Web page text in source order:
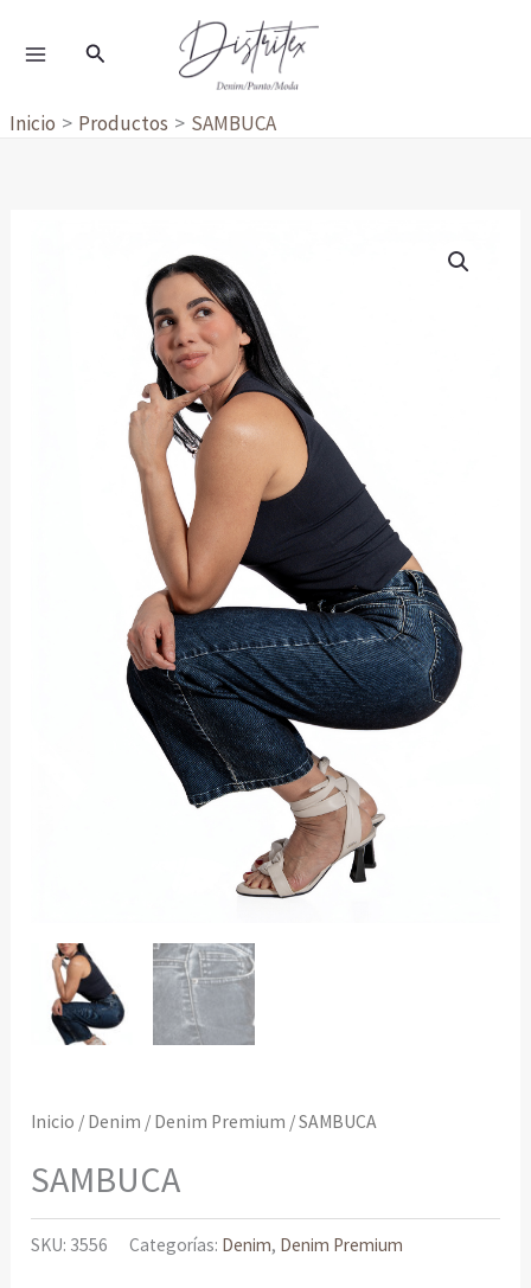
Buscar
Inicio Productos SAMBUCA
Inicio / Denim / Denim Premium / SAMBUCA
SAMBUCA
SKU: 3556 Categorías: Denim, Denim Premium